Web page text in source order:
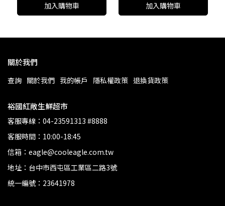
加入購物車 加入購物車
關於我們
查詢 關於我們 我的帳戶 隱私權政策 退換貨政策
裕國紅敞生鮮超市
客服專線：04-23591313 #8888
客服時間：10:00-18:45
信箱：eagle@cooleagle.com.tw
地址：台中市西屯區工業區二路3號
統一編號：23641978